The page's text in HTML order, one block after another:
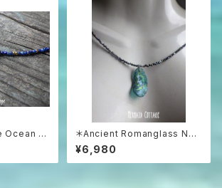
Ocean O
トラリア
&ラピスラ
＊Ancient Romanglass Nec
klace3WAY☆ローマングラス
ブラックスピネルネックレス☆ユ
ニセックス☆
¥6,980